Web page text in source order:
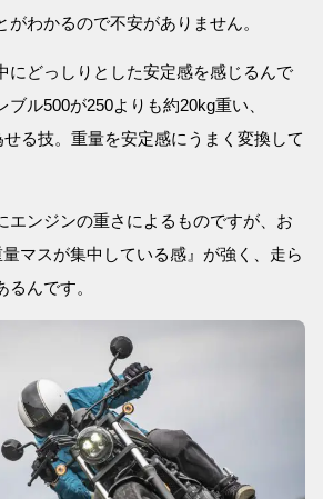
がわかるので不安がありません。
にどっしりとした安定感を感じるんで
ル500が250よりも約20kg重い、
る技。重量を安定感にうまく変換して
エンジンの重さによるものですが、お
マスが集中している感』が強く、走ら
んです。